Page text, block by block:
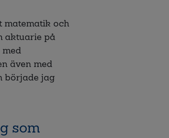
matematik och
aktuarie på
även med
började jag
som